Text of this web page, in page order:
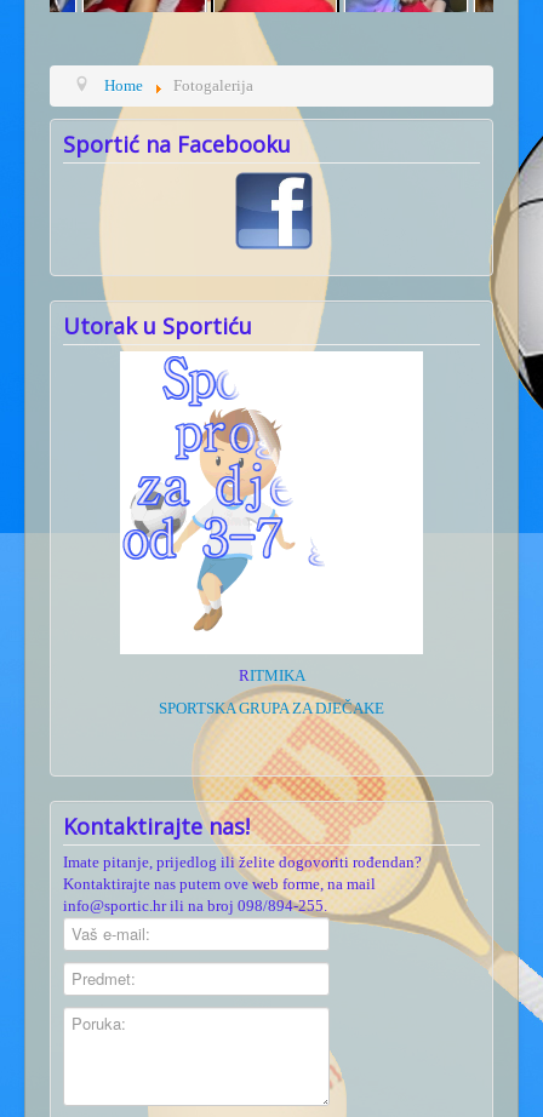
Home Fotogalerija
Sportić na Facebooku
Utorak u Sportiću
RITMIKA
SPORTSKA GRUPA ZA DJEČAKE
Kontaktirajte nas!
Imate pitanje, prijedlog ili želite dogovoriti rođendan?
Kontaktirajte nas putem ove web forme, na mail
info@sportic.hr ili na broj 098/894-255.